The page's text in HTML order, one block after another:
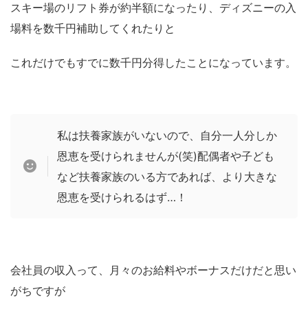
スキー場のリフト券が約半額になったり、ディズニーの入
場料を数千円補助してくれたりと
これだけでもすでに数千円分得したことになっています。
私は扶養家族がいないので、自分一人分しか
恩恵を受けられませんが(笑)配偶者や子ども
など扶養家族のいる方であれば、より大きな
恩恵を受けられるはず…！
会社員の収入って、月々のお給料やボーナスだけだと思い
がちですが